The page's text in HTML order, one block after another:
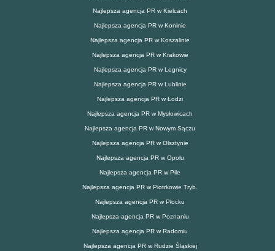
Najlepsza agencja PR w Kielcach
Najlepsza agencja PR w Koninie
Najlepsza agencja PR w Koszalinie
Najlepsza agencja PR w Krakowie
Najlepsza agencja PR w Legnicy
Najlepsza agencja PR w Lublinie
Najlepsza agencja PR w Łodzi
Najlepsza agencja PR w Mysłowicach
Najlepsza agencja PR w Nowym Sączu
Najlepsza agencja PR w Olsztynie
Najlepsza agencja PR w Opolu
Najlepsza agencja PR w Pile
Najlepsza agencja PR w Piotrkowie Tryb.
Najlepsza agencja PR w Płocku
Najlepsza agencja PR w Poznaniu
Najlepsza agencja PR w Radomiu
Najlepsza agencja PR w Rudzie Śląskiej